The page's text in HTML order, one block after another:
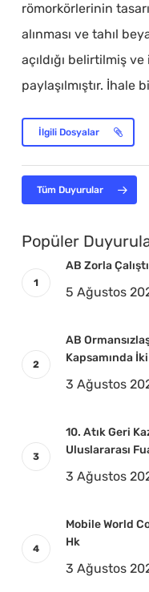
römorkörlerinin
alınması ve tahıl
açıldığı belirtilmiş
paylaşılmıştır. İhale
İlgili Dosyalar
Tüm Duyurular
Popüler
AB Zorla
5 Ağustos
AB
Kapsamında
3 Ağustos
10. Atık Geri
Uluslararası
3 Ağustos
Mobile World
Hk
3 Ağustos